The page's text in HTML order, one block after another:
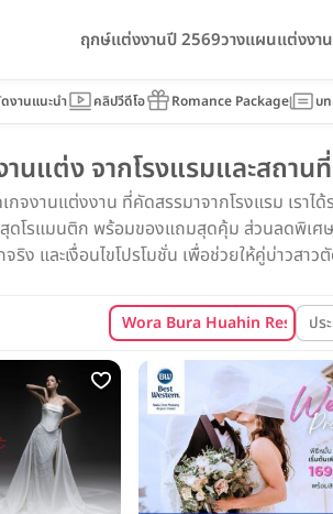
ฤกษ์แต่งงานปี 2569วางแผนแต่งงาน
งานแนะนำ คลิปวีดีโอ Romance Package บ
นแต่ง จากโรงแรมและสถาน
งานแต่งงาน ที่คัดสรรมาจากโรงแรม เราไ
ดโรแมนติก พร้อมของแถมสุดคุ้ม ส่วนลดพิ
และเงื่อนไขโปรโมชั่น เพื่อช่วยให้คู่บ่าวส
Wora Bura Huahin Resort &ปร